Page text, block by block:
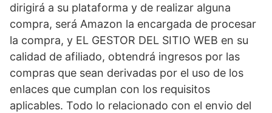
dirigirá a su plataforma y de realizar alguna
compra, será Amazon la encargada de procesar
la compra, y EL GESTOR DEL SITIO WEB en su
calidad de afiliado, obtendrá ingresos por las
compras que sean derivadas por el uso de los
enlaces que cumplan con los requisitos
aplicables. Todo lo relacionado con el envio del